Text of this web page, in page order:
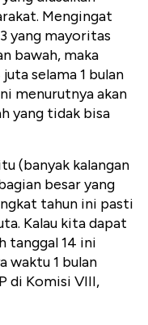
Mengingat
yang mayoritas
bawah, maka
selama 1 bulan
menurutnya akan
yang tidak bisa
(banyak kalangan
besar yang
tahun ini pasti
Kalau kita dapat
tanggal 14 ini
waktu 1 bulan
di Komisi VIII,